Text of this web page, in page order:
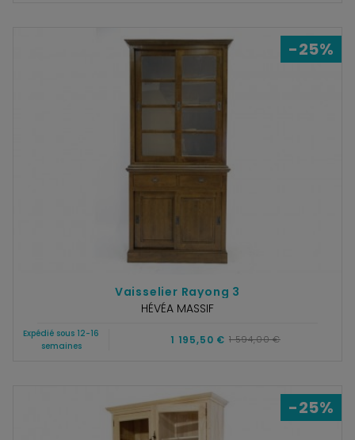
-25%
Vaisselier Rayong 3
HÉVÉA MASSIF
Expédié sous 12-16
semaines
1 195,50 € 1 594,00 €
-25%